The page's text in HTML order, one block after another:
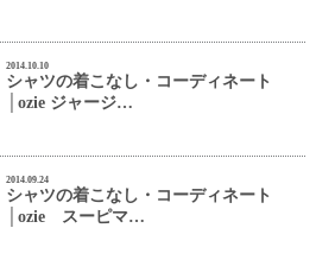
2014.10.10
シャツの着こなし・コーディネート
│ozie ジャージ…
2014.09.24
シャツの着こなし・コーディネート
│ozie スーピマ…